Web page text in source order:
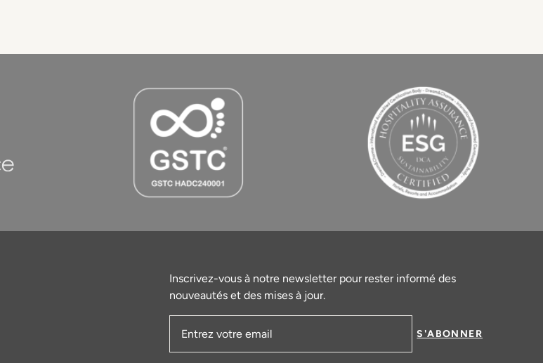
Inscrivez-vous à notre newsletter pour rester informé des
nouveautés et des mises à jour.
Adresse email
S'ABONNER